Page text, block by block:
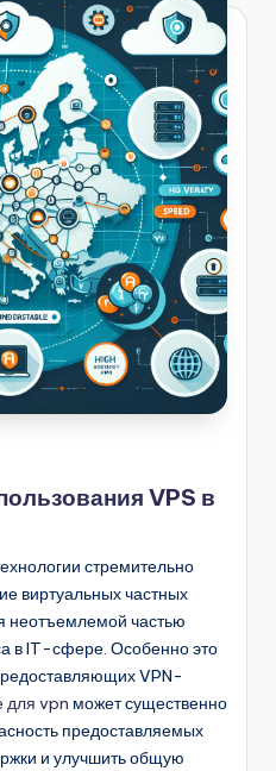
VPS в
стремительно
виртуальных частных
неотъемлемой частью
в IT-сфере. Особенно это
VPN-
для vpn может существенно
предоставляемых
и улучшить общую